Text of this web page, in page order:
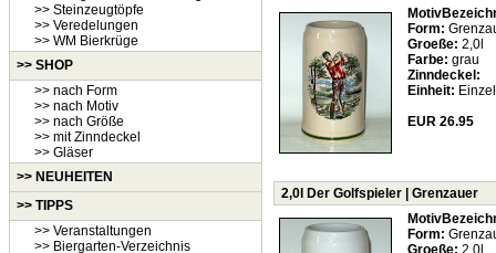
>> Steinzeugtöpfe
>> Veredelungen
>> WM Bierkrüge
>> SHOP
>> nach Form
>> nach Motiv
>> nach Größe
>> mit Zinndeckel
>> Gläser
>> NEUHEITEN
>> TIPPS
>> Veranstaltungen
>> Biergarten-Verzeichnis
Form:
Groeße: 2,0l
Farbe: grau
Zinndeckel:
Einheit: Einzel
EUR 26.95
2,0l Der Golfspieler | Grenzauer
Form:
Groeße: 2,0l